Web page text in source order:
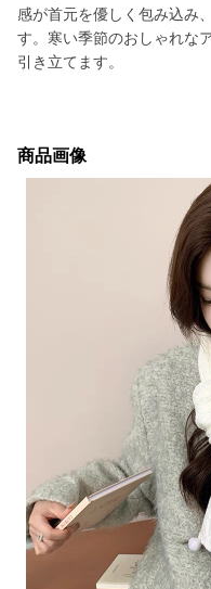
感が首元を優しく包み込み
す。寒い季節のおしゃれな
引き立てます。
商品画像